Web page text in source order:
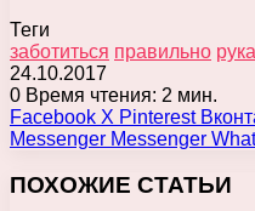
Теги
заботиться правильно рука
24.10.2017
0 Время чтения: 2 мин.
Facebook X Pinterest
Messenger Messenger
ПОХОЖИЕ СТАТЬИ